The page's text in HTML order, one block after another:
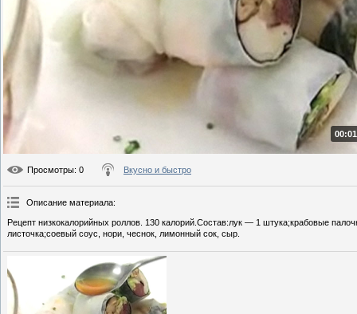
Просмотры: 0 Вкусно и быстро
Описание материала:
Рецепт низкокалорийных роллов. 130 калорий.Состав:лук — 1 штука;крабовые
листочка;соевый соус, нори, чеснок, лимонный сок, сыр.